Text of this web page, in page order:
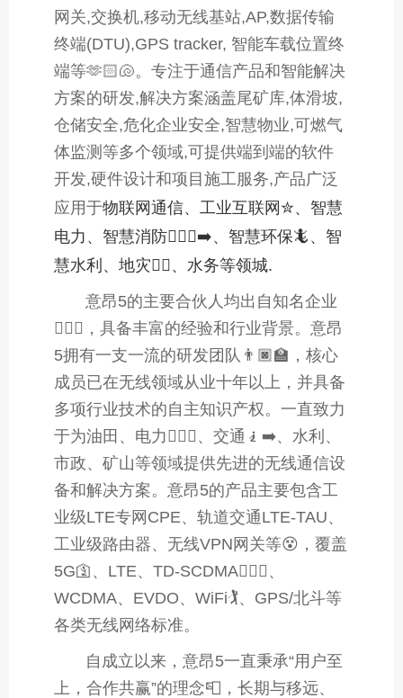
网关,交换机,移动无线基站,AP,数据传输
终端(DTU),GPS tracker, 智能车载位置终
端等🫶🏻🐚。专注于通信产品和智能解决
方案的研发,解决方案涵盖尾矿库,体滑坡,
仓储安全,危化企业安全,智慧物业,可燃气
体监测等多个领域,可提供端到端的软件
开发,硬件设计和项目施工服务,产品广泛
应用于物联网通信、工业互联网✮、智慧
电力、智慧消防🚶🏻‍♂️‍➡️、智慧环保🦎、智
慧水利、地灾🖐🏼、水务等领城.
意昂5的主要合伙人均出自知名企业
🧘🏿‍♂️，具备丰富的经验和行业背景。 意昂
5拥有一支一流的研发团队👨🏿‍🏫，核心
成员已在无线领域从业十年以上，并具备
多项行业技术的自主知识产权。一直致力
于为油田、电力🚴🏽‍♀️、交通🧎‍➡️、水利、
市政、矿山等领域提供先进的无线通信设
备和解决方案。意昂5的产品主要包含工
业级LTE专网CPE、轨道交通LTE-TAU、
工业级路由器、无线VPN网关等😵，覆盖
5G🛐、LTE、TD-SCDMA👰🏽‍♀️、
WCDMA、EVDO、WiFi🏌️、GPS/北斗等
各类无线网络标准。
自成立以来，意昂5一直秉承“用户至
上，合作共赢”的理念📮，长期与移远、